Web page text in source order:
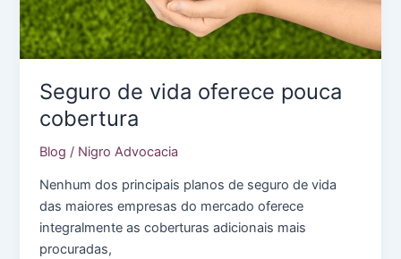
Seguro de vida oferece pouca
cobertura
Blog / Nigro Advocacia
Nenhum dos principais planos de seguro de vida
das maiores empresas do mercado oferece
integralmente as coberturas adicionais mais
procuradas,